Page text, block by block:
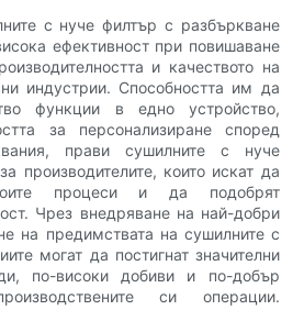
с нуче филтър с разбъркване
ефективност при повишаване
и качеството на
индустрии. Способността им да
функции в едно устройство,
за персонализиране според
прави сушилните с нуче
производителите, които искат да
процеси и да подобрят
Чрез внедряване на най-добри
на предимствата на сушилните с
могат да постигнат значителни
по-високи добиви и по-добър
си операции.